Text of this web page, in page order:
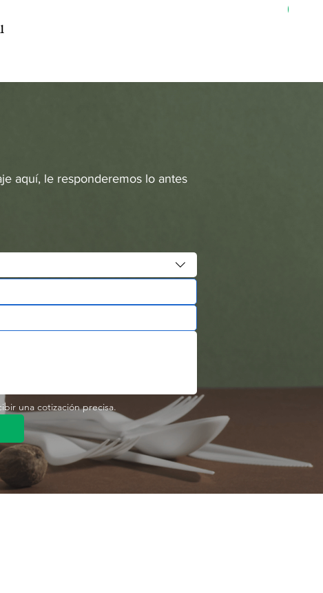
aquí, le responderemos lo antes
una cotización precisa.